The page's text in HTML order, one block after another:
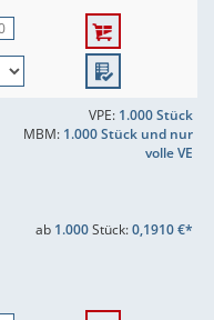
VPE: 1.000 Stück
MBM: 1.000 Stück und nur
volle VE
ab 1.000Stück:0,1910 €*